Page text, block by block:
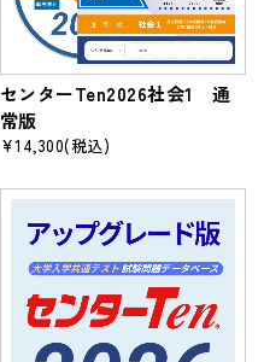
センターTen2026社会1 通
常版
¥14,300(税込)